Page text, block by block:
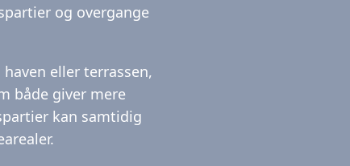
og overgange
eller terrassen,
både giver mere
kan samtidig